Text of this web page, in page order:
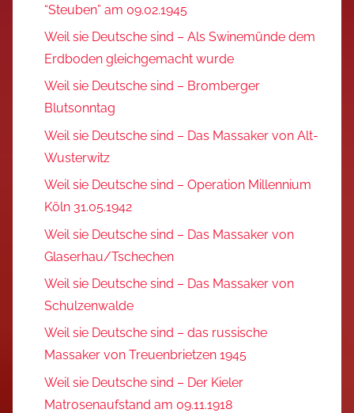
“Steuben” am 09.02.1945
Weil sie Deutsche sind – Als Swinemünde dem
Erdboden gleichgemacht wurde
Weil sie Deutsche sind – Bromberger
Blutsonntag
Weil sie Deutsche sind – Das Massaker von Alt-
Wusterwitz
Weil sie Deutsche sind – Operation Millennium
Köln 31.05.1942
Weil sie Deutsche sind – Das Massaker von
Glaserhau/Tschechen
Weil sie Deutsche sind – Das Massaker von
Schulzenwalde
Weil sie Deutsche sind – das russische
Massaker von Treuenbrietzen 1945
Weil sie Deutsche sind – Der Kieler
Matrosenaufstand am 09.11.1918